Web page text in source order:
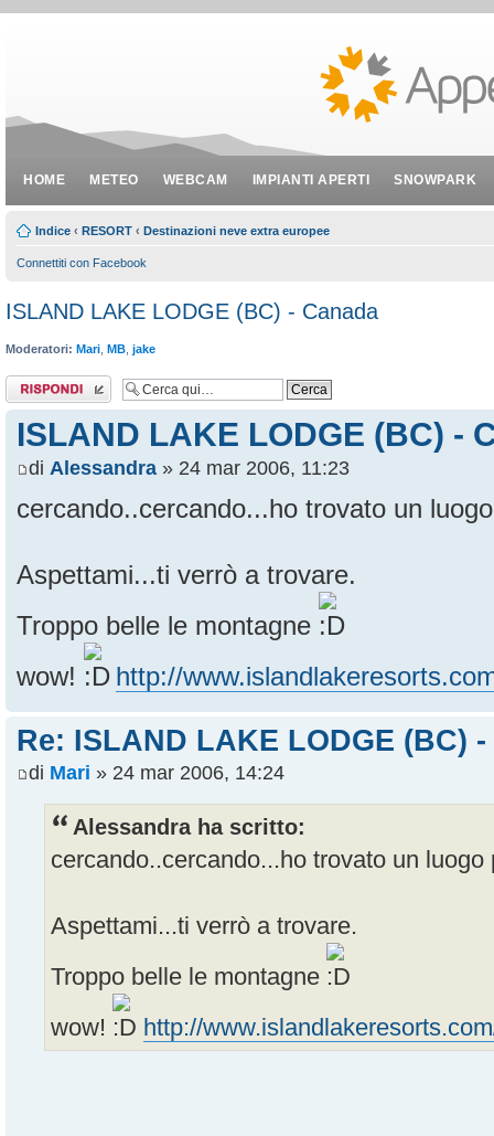
HOME METEO WEBCAM IMPIANTI APERTI SNOWPARK
Indice ‹ RESORT ‹ Destinazioni neve extra europee
Connettiti con Facebook
ISLAND LAKE LODGE (BC) - Canada
Moderatori: Mari MB jake
Rispondi al
messaggio
ISLAND LAKE LODGE (BC) -
di Alessandra » 24 mar 2006, 11:23
cercando..cercando...ho trovato un
Aspettami...ti verrò a trovare.
Troppo belle le montagne
wow!
http://
Re: ISLAND LAKE LODGE (BC)
di Mari » 24 mar 2006, 14:24
Alessandra ha scritto:
cercando..cercando...ho trovato un luogo
Aspettami...ti verrò a trovare.
Troppo belle le montagne
wow!
http://